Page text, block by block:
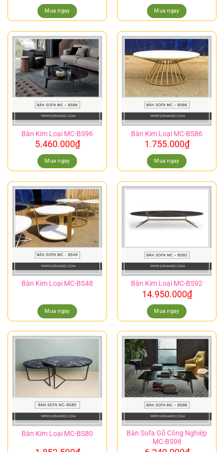
Mua ngay Mua ngay
Bàn Kim Loại MC-BS96
5.460.000₫
Mua ngay
Bàn Kim Loại MC-BS86
1.755.000₫
Mua ngay
Bàn Kim Loại MC-BS48
Mua ngay
Bàn Kim Loại MC-BS92
14.950.000₫
Mua ngay
Bàn Kim Loại MC-BS80
Bàn Sofa Gỗ Công Nghiệp
MC-BS98